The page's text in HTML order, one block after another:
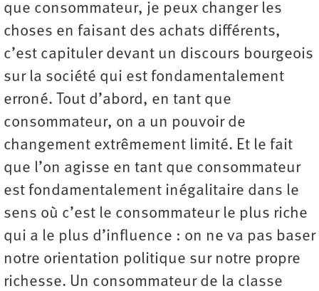
que consommateur, je peux changer les
choses en faisant des achats différents,
c’est capituler devant un discours bourgeois
sur la société qui est fondamentalement
erroné. Tout d’abord, en tant que
consommateur, on a un pouvoir de
changement extrêmement limité. Et le fait
que l’on agisse en tant que consommateur
est fondamentalement inégalitaire dans le
sens où c’est le consommateur le plus riche
qui a le plus d’influence : on ne va pas baser
notre orientation politique sur notre propre
richesse. Un consommateur de la classe